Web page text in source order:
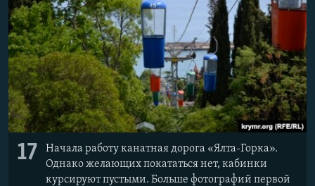
17
Начала работу канатная дорога «Ялта-Горка».
Однако желающих покататься нет, кабинки
курсируют пустыми. Больше фотографий первой